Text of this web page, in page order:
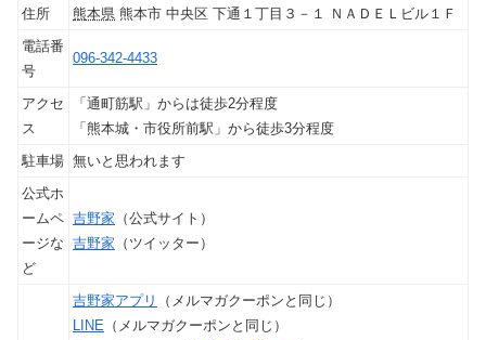
住所
熊本県 熊本市 中央区 下通１丁目３－１
ＮＡＤＥＬビル１Ｆ
電話番
号
096-342-4433
アクセ
ス
「通町筋駅」からは徒歩2分程度
「熊本城・市役所前駅」から徒歩3分程度
駐車場 無いと思われます
公式ホ
ームペ
ージな
ど
吉野家 （公式サイト）
吉野家 （ツイッター）
吉野家アプリ
（メルマガクーポンと同じ）
LINE （メルマガクーポンと同じ）